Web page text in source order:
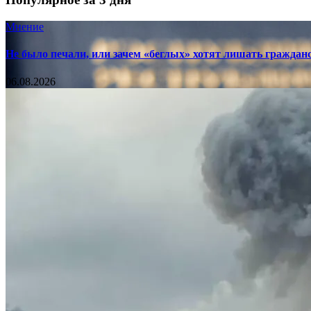
Мнение
Не было печали, или зачем «беглых» хотят лишать
06.08.2026